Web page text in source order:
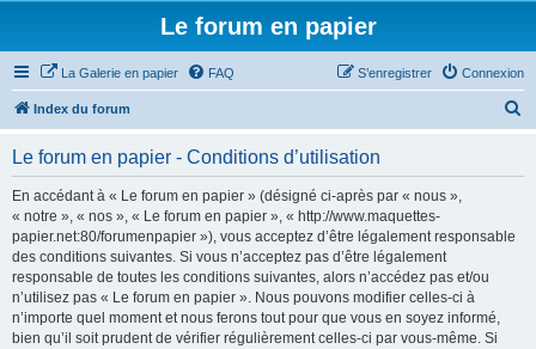
Le forum en papier
La Galerie en papier FAQ Connexion
S’enregistrer
Index du forum
Le forum en papier - Conditions d’utilisation
En accédant à « Le forum en papier » (désigné ci-après par « nous »,
« notre », « nos », « Le forum en papier », « http://www.maquettes-
papier.net:80/forumenpapier »), vous acceptez d’être légalement responsable
des conditions suivantes. Si vous n’acceptez pas d’être légalement
responsable de toutes les conditions suivantes, alors n’accédez pas et/ou
n’utilisez pas « Le forum en papier ». Nous pouvons modifier celles-ci à
n’importe quel moment et nous ferons tout pour que vous en soyez informé,
bien qu’il soit prudent de vérifier régulièrement celles-ci par vous-même. Si